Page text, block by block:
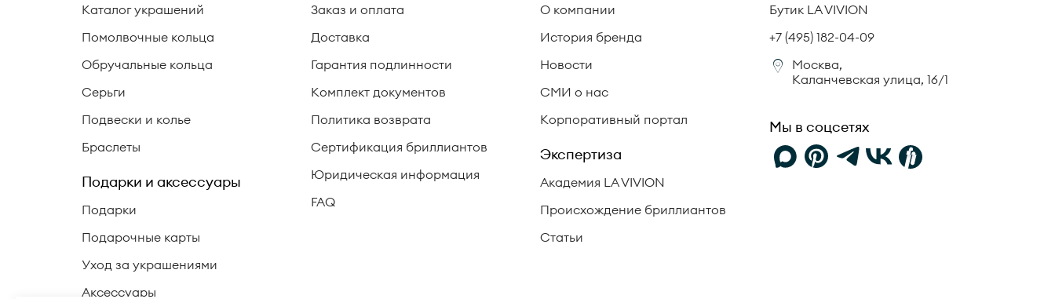
Каталог украшений
Помолвочные кольца
Обручальные кольца
Серьги
Подвески и колье
Браслеты
Подарки и аксессуары
Подарки
Подарочные карты
Уход за украшениями
Аксессуары
Заказ и оплата
Доставка
Гарантия подлинности
Комплект документов
Политика возврата
Сертификация бриллиантов
Юридическая информация
FAQ
О компании
История бренда
Новости
СМИ о нас
Корпоративный портал
Экспертиза
Академия LA VIVION
Происхождение бриллиантов
Статьи
Бутик LA VIVION
+7 (495) 182-04-09
Москва,
Каланчевская улица, 16/1
Мы в соцсетях